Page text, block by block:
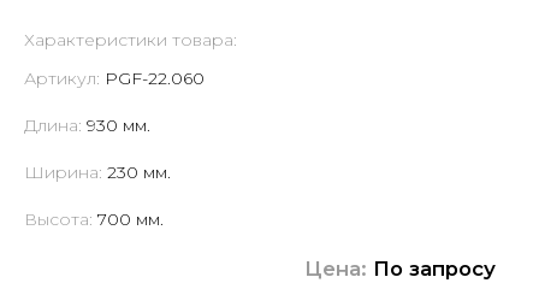
Характеристики товара:
Артикул: PGF-22.060
Длина: 930 мм.
Ширина: 230 мм.
Высота: 700 мм.
Цена: По запросу